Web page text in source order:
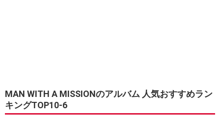
MAN WITH A MISSIONのアルバム 人気おすすめラン
キングTOP10-6